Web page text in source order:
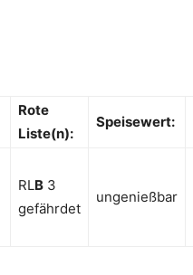
Rote
Liste(n):
Speisewert:
RLB 3
gefährdet
ungenießbar